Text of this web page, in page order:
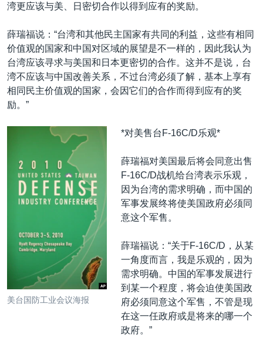
湾更应该与美、日密切合作以得到应有的奖励。
薛瑞福说：“台湾和其他民主国家有共同的利益，这些有相同
价值观的国家和中国对区域的展望是不一样的，因此我认为
台湾应该寻求与美国和日本更密切的合作。这并不是说，台
湾不应该与中国改善关系，不过台湾必须了解，基本上享有
相同民主价值观的国家，会因它们的合作而得到应有的奖
励。”
美台国防工业会议海报
*对美售台F-16C/D乐观*
薛瑞福对美国最后将会同意出售
F-16C/D战机给台湾表示乐观，
因为台湾的需求明确，而中国的
军事发展终将使美国政府必须同
意这个军售。
薛瑞福说：“关于F-16C/D，从某
一角度而言，我是乐观的，因为
需求明确。中国的军事发展进行
到某一个程度，将会迫使美国政
府必须同意这个军售，不管是现
在这一任政府或是将来的哪一个
政府。”